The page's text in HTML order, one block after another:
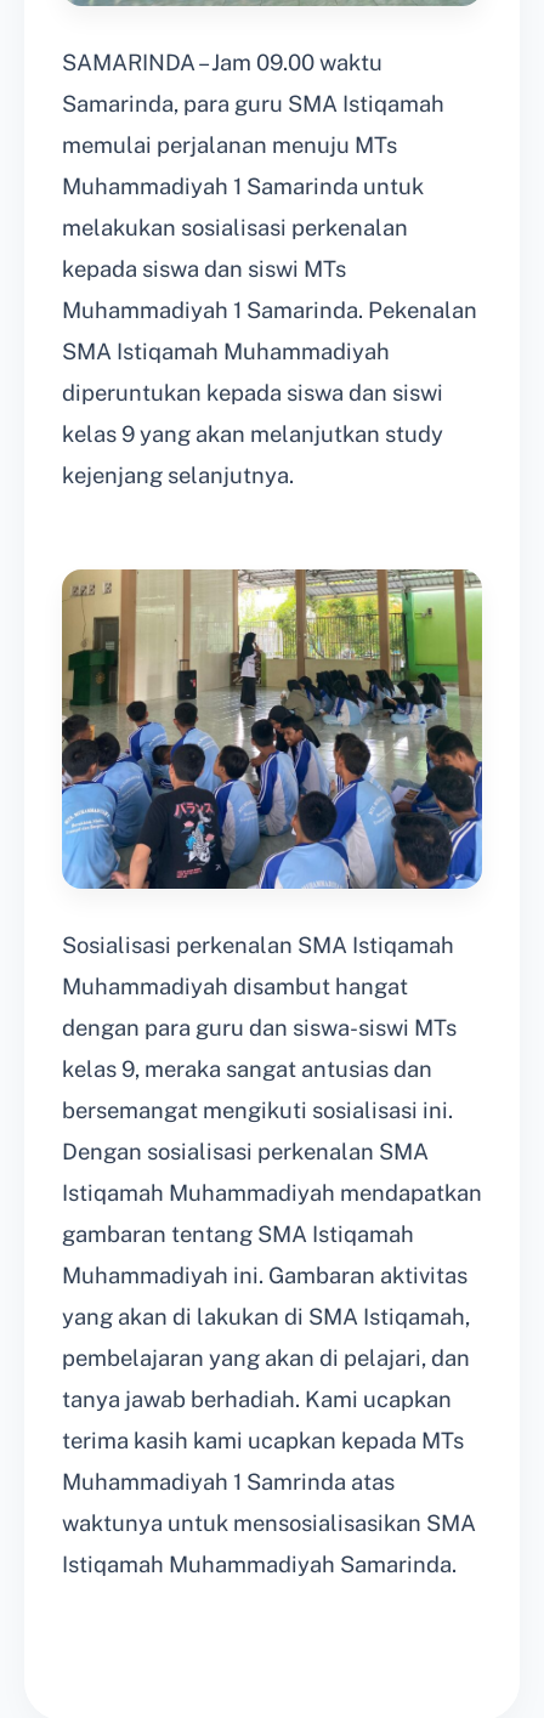
SAMARINDA – Jam 09.00 waktu
Samarinda, para guru SMA Istiqamah
memulai perjalanan menuju MTs
Muhammadiyah 1 Samarinda untuk
melakukan sosialisasi perkenalan
kepada siswa dan siswi MTs
Muhammadiyah 1 Samarinda. Pekenalan
SMA Istiqamah Muhammadiyah
diperuntukan kepada siswa dan siswi
kelas 9 yang akan melanjutkan study
kejenjang selanjutnya.
Sosialisasi perkenalan SMA Istiqamah
Muhammadiyah disambut hangat
dengan para guru dan siswa-siswi MTs
kelas 9, meraka sangat antusias dan
bersemangat mengikuti sosialisasi ini.
Dengan sosialisasi perkenalan SMA
Istiqamah Muhammadiyah mendapatkan
gambaran tentang SMA Istiqamah
Muhammadiyah ini. Gambaran aktivitas
yang akan di lakukan di SMA Istiqamah,
pembelajaran yang akan di pelajari, dan
tanya jawab berhadiah. Kami ucapkan
terima kasih kami ucapkan kepada MTs
Muhammadiyah 1 Samrinda atas
waktunya untuk mensosialisasikan SMA
Istiqamah Muhammadiyah Samarinda.